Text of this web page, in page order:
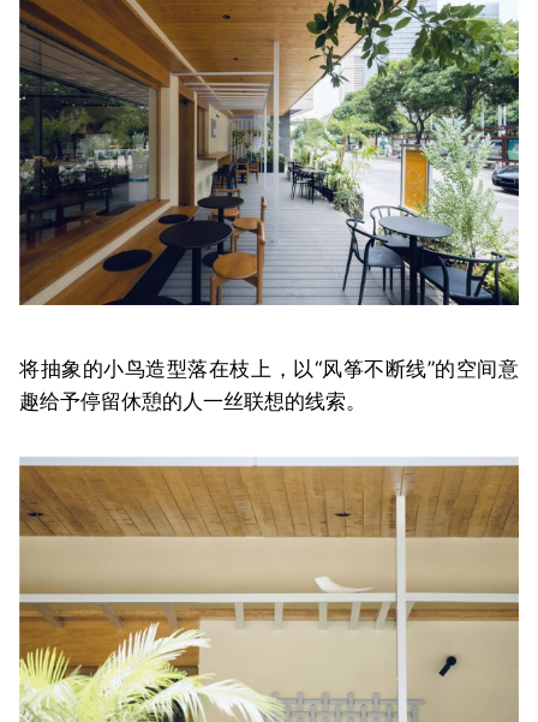
将抽象的小鸟造型落在枝上，以“风筝不断线”的空间意
趣给予停留休憩的人一丝联想的线索。